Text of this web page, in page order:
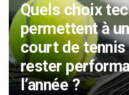
Quels choix
permettent à
court de tennis
rester
l’année ?